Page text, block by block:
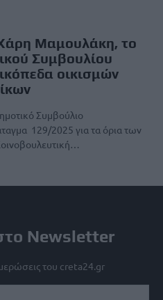
Μαμουλάκη, το
Συμβουλίου
οικισμών
Συμβούλιο
129/2025 για τα όρια των
Newsletter
του creta24.gr